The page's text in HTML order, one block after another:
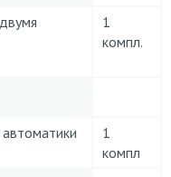
1
компл.
1
компл